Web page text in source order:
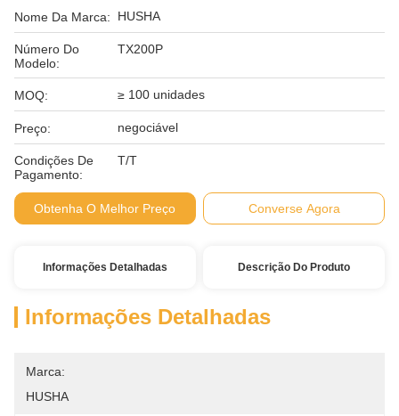
Nome Da Marca: HUSHA
Número Do
Modelo:
TX200P
MOQ: ≥ 100 unidades
Preço: negociável
Condições De
Pagamento:
T/T
Obtenha O Melhor Preço Converse Agora
Informações Detalhadas Descrição Do Produto
Informações Detalhadas
Marca:
HUSHA